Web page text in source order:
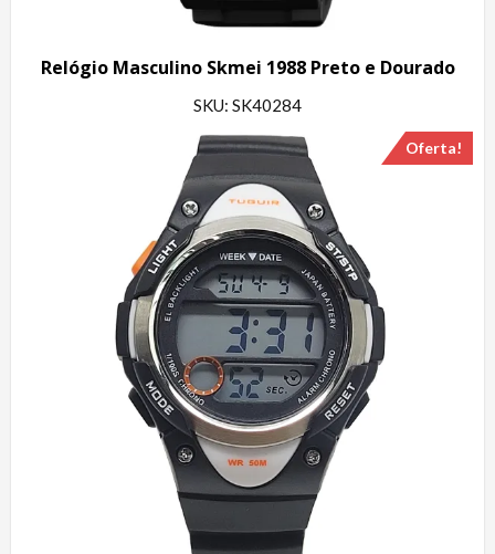
Relógio Masculino Skmei 1988 Preto e Dourado
SKU: SK40284
Oferta!